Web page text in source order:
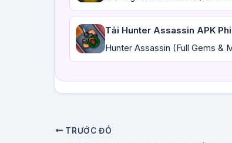
Tải Hunter Assassin APK
Hunter Assassin (Full Gems &
TRƯỚC ĐÓ